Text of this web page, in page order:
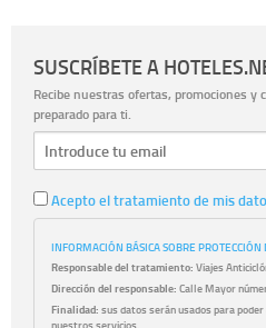
SUSCRÍBETE A
Recibe nuestras ofertas, promociones y
preparado para ti.
Acepto el tratamiento de mis
INFORMACIÓN BÁSICA SOBRE PROTECCIÓN
Responsable del tratamiento: Viajes
Dirección del responsable: Calle Mayor
Finalidad: sus datos serán usados para
nuestros servicios.